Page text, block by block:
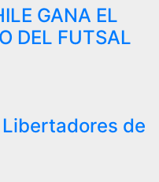
GANA EL
DEL FUTSAL
Libertadores de